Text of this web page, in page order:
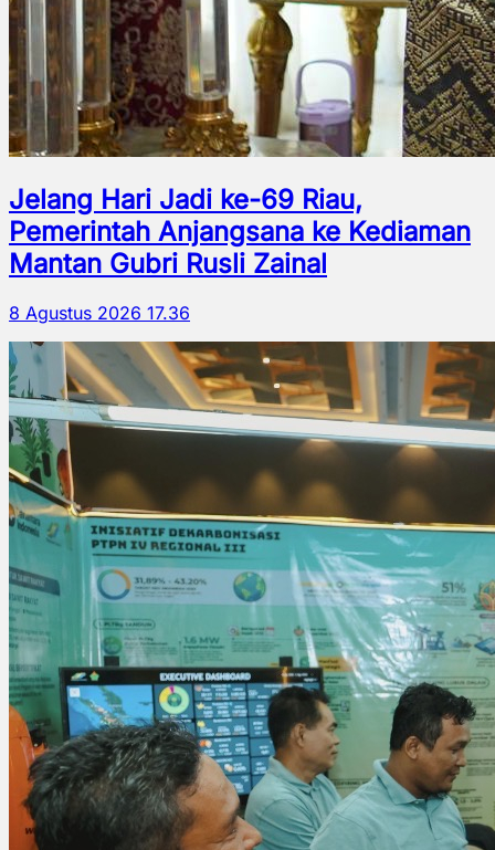
Jelang Hari Jadi ke-69 Riau,
Pemerintah Anjangsana ke Kediaman
Mantan Gubri Rusli Zainal
8 Agustus 2026 17.36